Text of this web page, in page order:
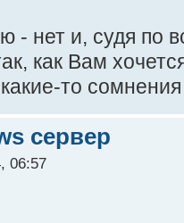
- нет и, судя по
как Вам
то
сервер
06:57